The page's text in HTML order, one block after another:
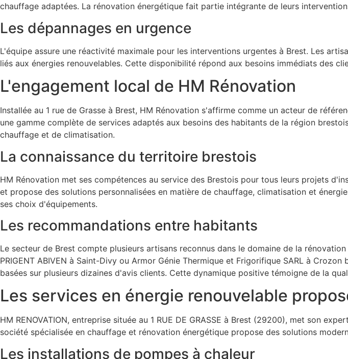
chauffage adaptées. La rénovation énergétique fait partie intégrante de leurs
Les dépannages en urgence
L'équipe assure une réactivité maximale pour les interventions urgentes à Brest. Les
liés aux énergies renouvelables. Cette disponibilité répond aux besoins immédiats des
L'engagement local de HM Rénovation
Installée au 1 rue de Grasse à Brest, HM Rénovation s'affirme comme un acteur de
une gamme complète de services adaptés aux besoins des habitants de la région
chauffage et de climatisation.
La connaissance du territoire brestois
HM Rénovation met ses compétences au service des Brestois pour tous leurs projets
et propose des solutions personnalisées en matière de chauffage, climatisation et
ses choix d'équipements.
Les recommandations entre habitants
Le secteur de Brest compte plusieurs artisans reconnus dans le domaine de la
PRIGENT ABIVEN à Saint-Divy ou Armor Génie Thermique et Frigorifique SARL à
basées sur plusieurs dizaines d'avis clients. Cette dynamique positive témoigne de la
Les services en énergie renouvelable
HM RENOVATION, entreprise située au 1 RUE DE GRASSE à Brest (29200), met son
société spécialisée en chauffage et rénovation énergétique propose des solutions
Les installations de pompes à chaleur